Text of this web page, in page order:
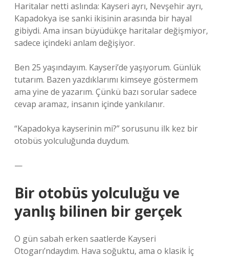
Haritalar netti aslında: Kayseri ayrı, Nevşehir ayrı,
Kapadokya ise sanki ikisinin arasında bir hayal
gibiydi. Ama insan büyüdükçe haritalar değişmiyor,
sadece içindeki anlam değişiyor.
Ben 25 yaşındayım. Kayseri’de yaşıyorum. Günlük
tutarım. Bazen yazdıklarımı kimseye göstermem
ama yine de yazarım. Çünkü bazı sorular sadece
cevap aramaz, insanın içinde yankılanır.
“Kapadokya kayserinin mi?” sorusunu ilk kez bir
otobüs yolculuğunda duydum.
—
Bir otobüs yolculuğu ve
yanlış bilinen bir gerçek
O gün sabah erken saatlerde Kayseri
Otogarı’ndaydım. Hava soğuktu, ama o klasik İç